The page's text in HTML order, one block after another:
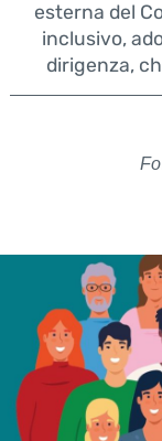
esterna del
inclusivo,
dirigenza,